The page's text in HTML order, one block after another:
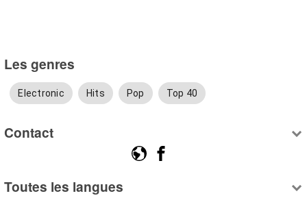
Les genres
Electronic Hits Pop Top 40
Contact
Toutes les langues